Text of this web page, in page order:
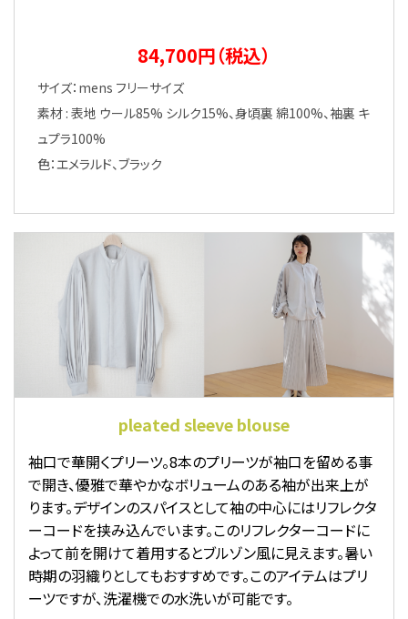
84,700円（税込）
サイズ：mens フリーサイズ
素材 : 表地 ウール85% シルク15%、身頃裏 綿100%、袖裏 キ
ュプラ100%
色：エメラルド、ブラック
pleated sleeve blouse
袖口で華開くプリーツ。8本のプリーツが袖口を留める事
で開き、優雅で華やかなボリュームのある袖が出来上が
ります。デザインのスパイスとして袖の中心にはリフレクタ
ーコードを挟み込んでいます。このリフレクターコードに
よって前を開けて着用するとブルゾン風に見えます。暑い
時期の羽織りとしてもおすすめです。このアイテムはプリ
ーツですが、洗濯機での水洗いが可能です。